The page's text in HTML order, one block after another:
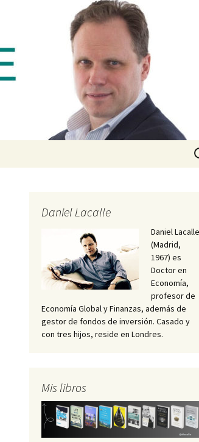
Daniel Lacalle
Daniel Lacalle
(Madrid,
1967) es
Doctor en
Economía,
profesor de
Economía Global y Finanzas, además de
gestor de fondos de inversión. Casado y
con tres hijos, reside en Londres.
Mis libros